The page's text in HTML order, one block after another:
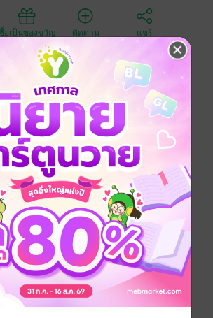
อเป็นของขวัญ ติดตาม แชร์
องจอง ก.ไก่ ช่วยให้เด็กๆจำพยัญชนะ
กอ่านได้ด้วย เหมาะสำหรับเด็กปฐมวัย
เด็กปกติและเด็กที่มีความต้องการพิเศษ
บาล เตรียมสอบ / ข้อสอบ
28 พฤษภาคม 2564
49 หน้า
59 บาท (ประหยัด 15%)